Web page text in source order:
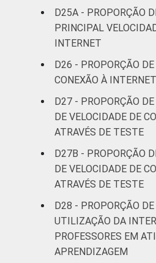
D25A - PROPORÇÃO
PRINCIPAL
INTERNET
D26 - PROPORÇÃO
CONEXÃO À
D27 - PROPORÇÃO
DE VELOCIDADE DE
ATRAVÉS DE TESTE
D27B - PROPORÇÃO
DE VELOCIDADE DE
ATRAVÉS DE TESTE
D28 - PROPORÇÃO
UTILIZAÇÃO DA
PROFESSORES EM
APRENDIZAGEM